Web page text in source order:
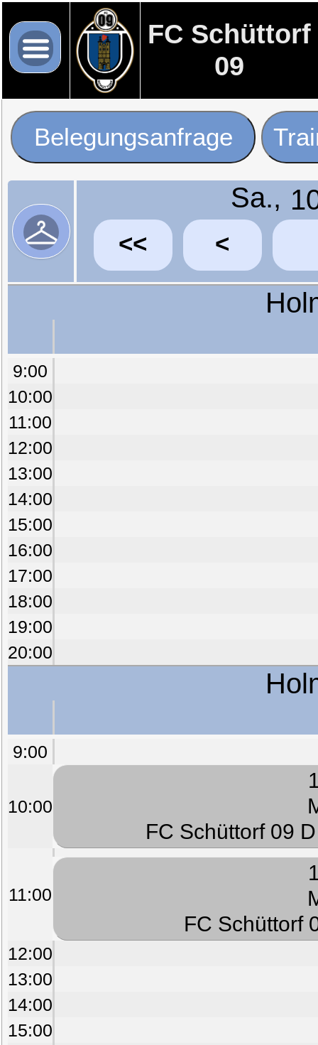
FC Schüttorf
09
Belegungsanfrage
Sa.,
<< <
9:00
10:00
11:00
12:00
13:00
14:00
15:00
16:00
17:00
18:00
19:00
20:00
9:00
10:00
FC Schüttorf 09
11:00
FC Schüttorf
12:00
13:00
14:00
15:00